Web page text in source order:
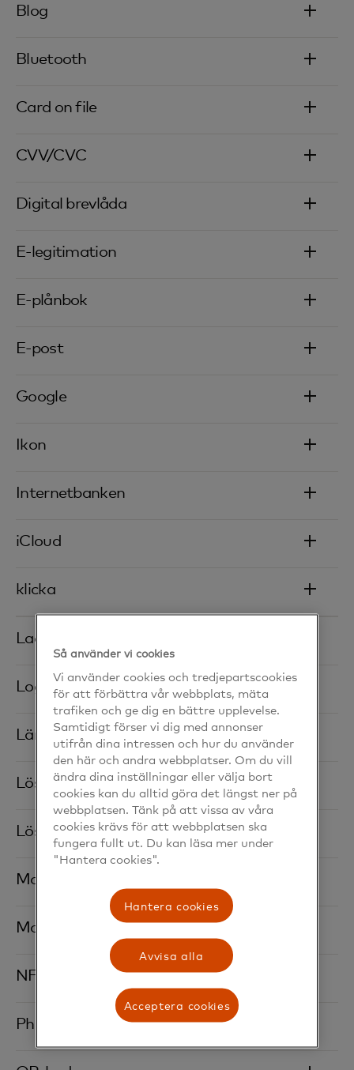
Blog
Bluetooth
Card on file
CVV/CVC
Digital brevlåda
E-legitimation
E-plånbok
E-post
Google
Ikon
Internetbanken‎
iCloud‎
klicka
Logga in
Länk
Lösenord
Lösenordshanterare
Mobilbanken‎
Molnet‎
NFC-tagg
Phishing (Nätfiske)‎
Så använder vi cookies
Vi använder cookies och tredjepartscookies
för att förbättra vår webbplats, mäta
trafiken och ge dig en bättre upplevelse.
Samtidigt förser vi dig med annonser
utifrån dina intressen och hur du använder
den här och andra webbplatser. Om du vill
ändra dina inställningar eller välja bort
cookies kan du alltid göra det längst ner på
webbplatsen. Tänk på att vissa av våra
cookies krävs för att webbplatsen ska
fungera fullt ut. Du kan läsa mer under
"Hantera cookies".
Hantera cookies
Avvisa alla
Acceptera cookies